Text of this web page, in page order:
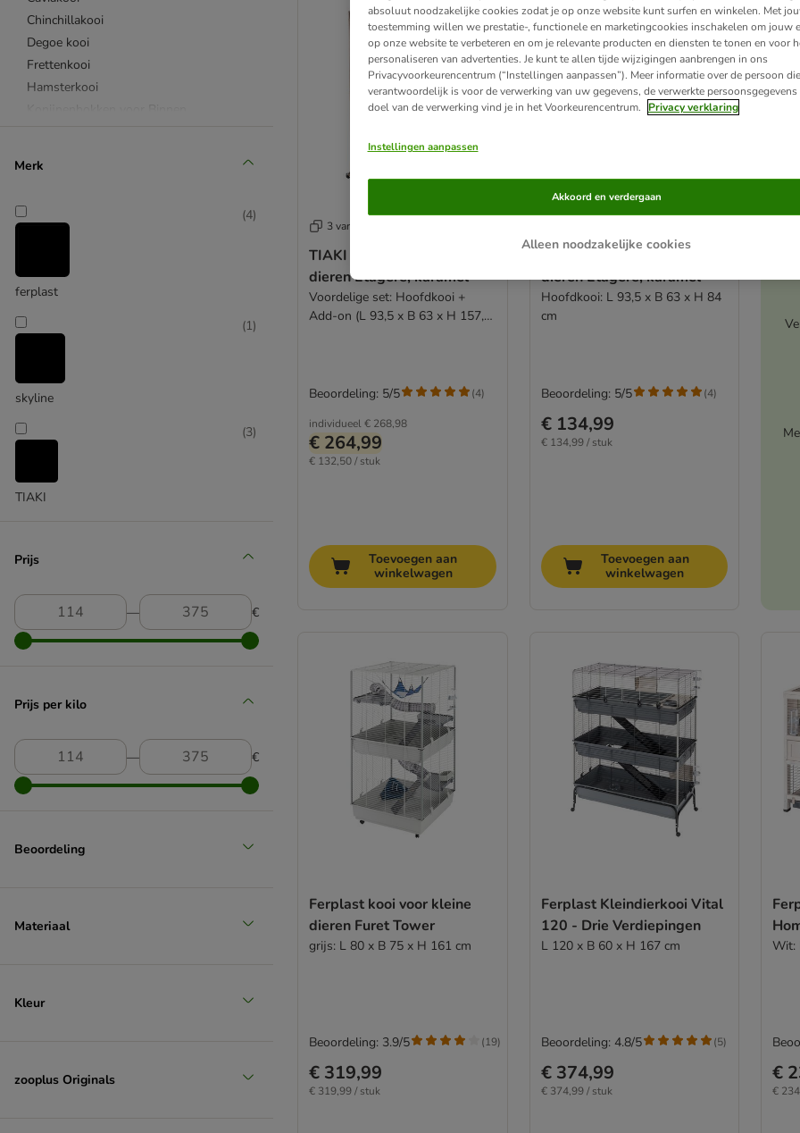
Chinchillakooi
Degoe kooi
Frettenkooi
Hamsterkooi
Met verdiepingen
Merk
ferplast
(4)
skyline
(1)
TIAKI
(3)
Prijs
― €
Prijs per kilo
― €
Beoordeling
Materiaal
Kleur
zooplus Originals
3 varianten
TIAKI kooi voor kleine
dieren Étagère, karamel
Voordelige set: Hoofdkooi +
Add-on (L 93,5 x B 63 x H 157,8
individueel€ 268,98
€ 264,99
€ 132,50 / stuk
Beoordeling: 5/5 (4)
Toevoegen aan
winkelwagen
TIAKI kooi voor kleine
dieren Étagère, karamel
Hoofdkooi: L 93,5 x B 63 x H 84
cm
€ 134,99
€ 134,99 / stuk
Beoordeling: 5/5 (4)
Toevoegen aan
winkelwagen
Ferplast kooi voor kleine
dieren Furet Tower
grijs: L 80 x B 75 x H 161 cm
€ 319,99
€ 319,99 / stuk
Beoordeling: 3.9/5 (19)
Ferplast Kleindierkooi Vital
120 - Drie Verdiepingen
L 120 x B 60 x H 167 cm
€ 374,99
€ 374,99 / stuk
Beoordeling: 4.8/5 (5)
Wit:
€
€
absoluut noodzakelijke cookies zodat je op onze website kunt surfen en winkelen. Met
toestemming willen we prestatie-, functionele en marketingcookies inschakelen om jouw
op onze website te verbeteren en om je relevante producten en diensten te tonen en voor
personaliseren van advertenties. Je kunt te allen tijde wijzigingen aanbrengen in ons
Privacyvoorkeurencentrum (“Instellingen aanpassen”). Meer informatie over de persoon die
verantwoordelijk is voor de verwerking van uw gegevens, de verwerkte persoonsgegevens
doel van de verwerking vind je in het Voorkeurencentrum.
Privacy verklaring
Instellingen aanpassen
Alleen noodzakelijke cookies
Akkoord en verdergaan